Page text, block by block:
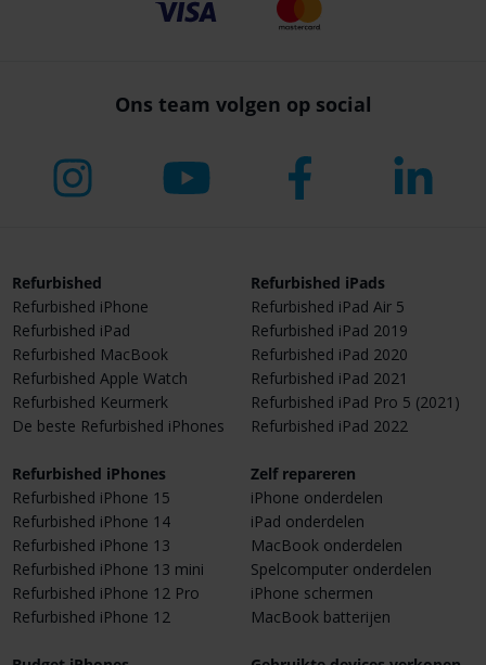
Ons team volgen op social
Refurbished
Refurbished iPhone
Refurbished iPad
Refurbished MacBook
Refurbished Apple Watch
Refurbished Keurmerk
De beste Refurbished iPhones
Refurbished iPhones
Refurbished iPhone 15
Refurbished iPhone 14
Refurbished iPhone 13
Refurbished iPhone 13 mini
Refurbished iPhone 12 Pro
Refurbished iPhone 12
Refurbished iPads
Refurbished iPad Air 5
Refurbished iPad 2019
Refurbished iPad 2020
Refurbished iPad 2021
Refurbished iPad Pro 5 (2021)
Refurbished iPad 2022
Zelf repareren
iPhone onderdelen
iPad onderdelen
MacBook onderdelen
Spelcomputer onderdelen
iPhone schermen
MacBook batterijen